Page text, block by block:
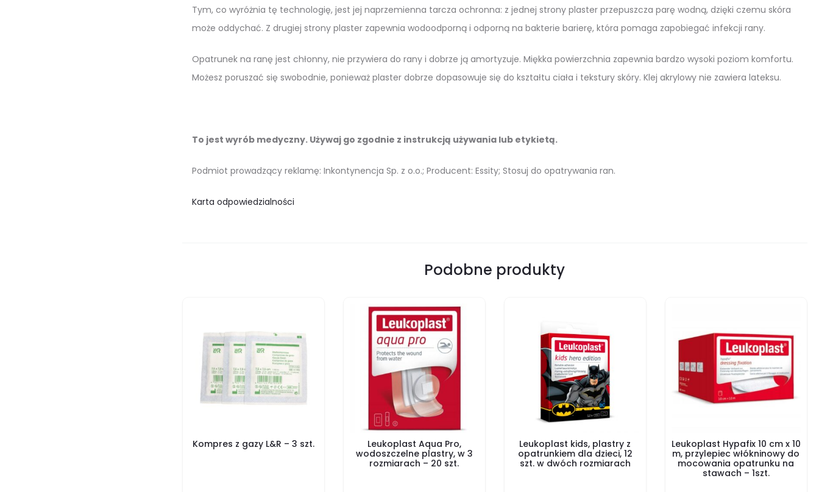
Tym, co wyróżnia tę technologię, jest jej naprzemienna tarcza ochronna: z jednej strony plaster przepuszcza parę wodną, dzięki czemu skóra
może oddychać. Z drugiej strony plaster zapewnia wodoodporną i odporną na bakterie barierę, która pomaga zapobiegać infekcji rany.
Opatrunek na ranę jest chłonny, nie przywiera do rany i dobrze ją amortyzuje. Miękka powierzchnia zapewnia bardzo wysoki poziom komfortu.
Możesz poruszać się swobodnie, ponieważ plaster dobrze dopasowuje się do kształtu ciała i tekstury skóry. Klej akrylowy nie zawiera lateksu.
To jest wyrób medyczny. Używaj go zgodnie z instrukcją używania lub etykietą.
Podmiot prowadzący reklamę: Inkontynencja Sp. z o.o.; Producent: Essity; Stosuj do opatrywania ran.
Karta odpowiedzialności
Podobne produkty
Kompres z gazy L&R – 3 szt.
Leukoplast Aqua Pro,
wodoszczelne plastry, w 3
rozmiarach – 20 szt.
Leukoplast kids, plastry z
opatrunkiem dla dzieci, 12
szt. w dwóch rozmiarach
Leukoplast Hypafix 10 cm x 10
m, przylepiec włókninowy do
mocowania opatrunku na
stawach – 1szt.